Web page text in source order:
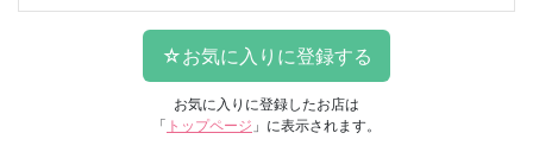
お気に入りに登録したお店は
「 トップページ 」に表示されます。